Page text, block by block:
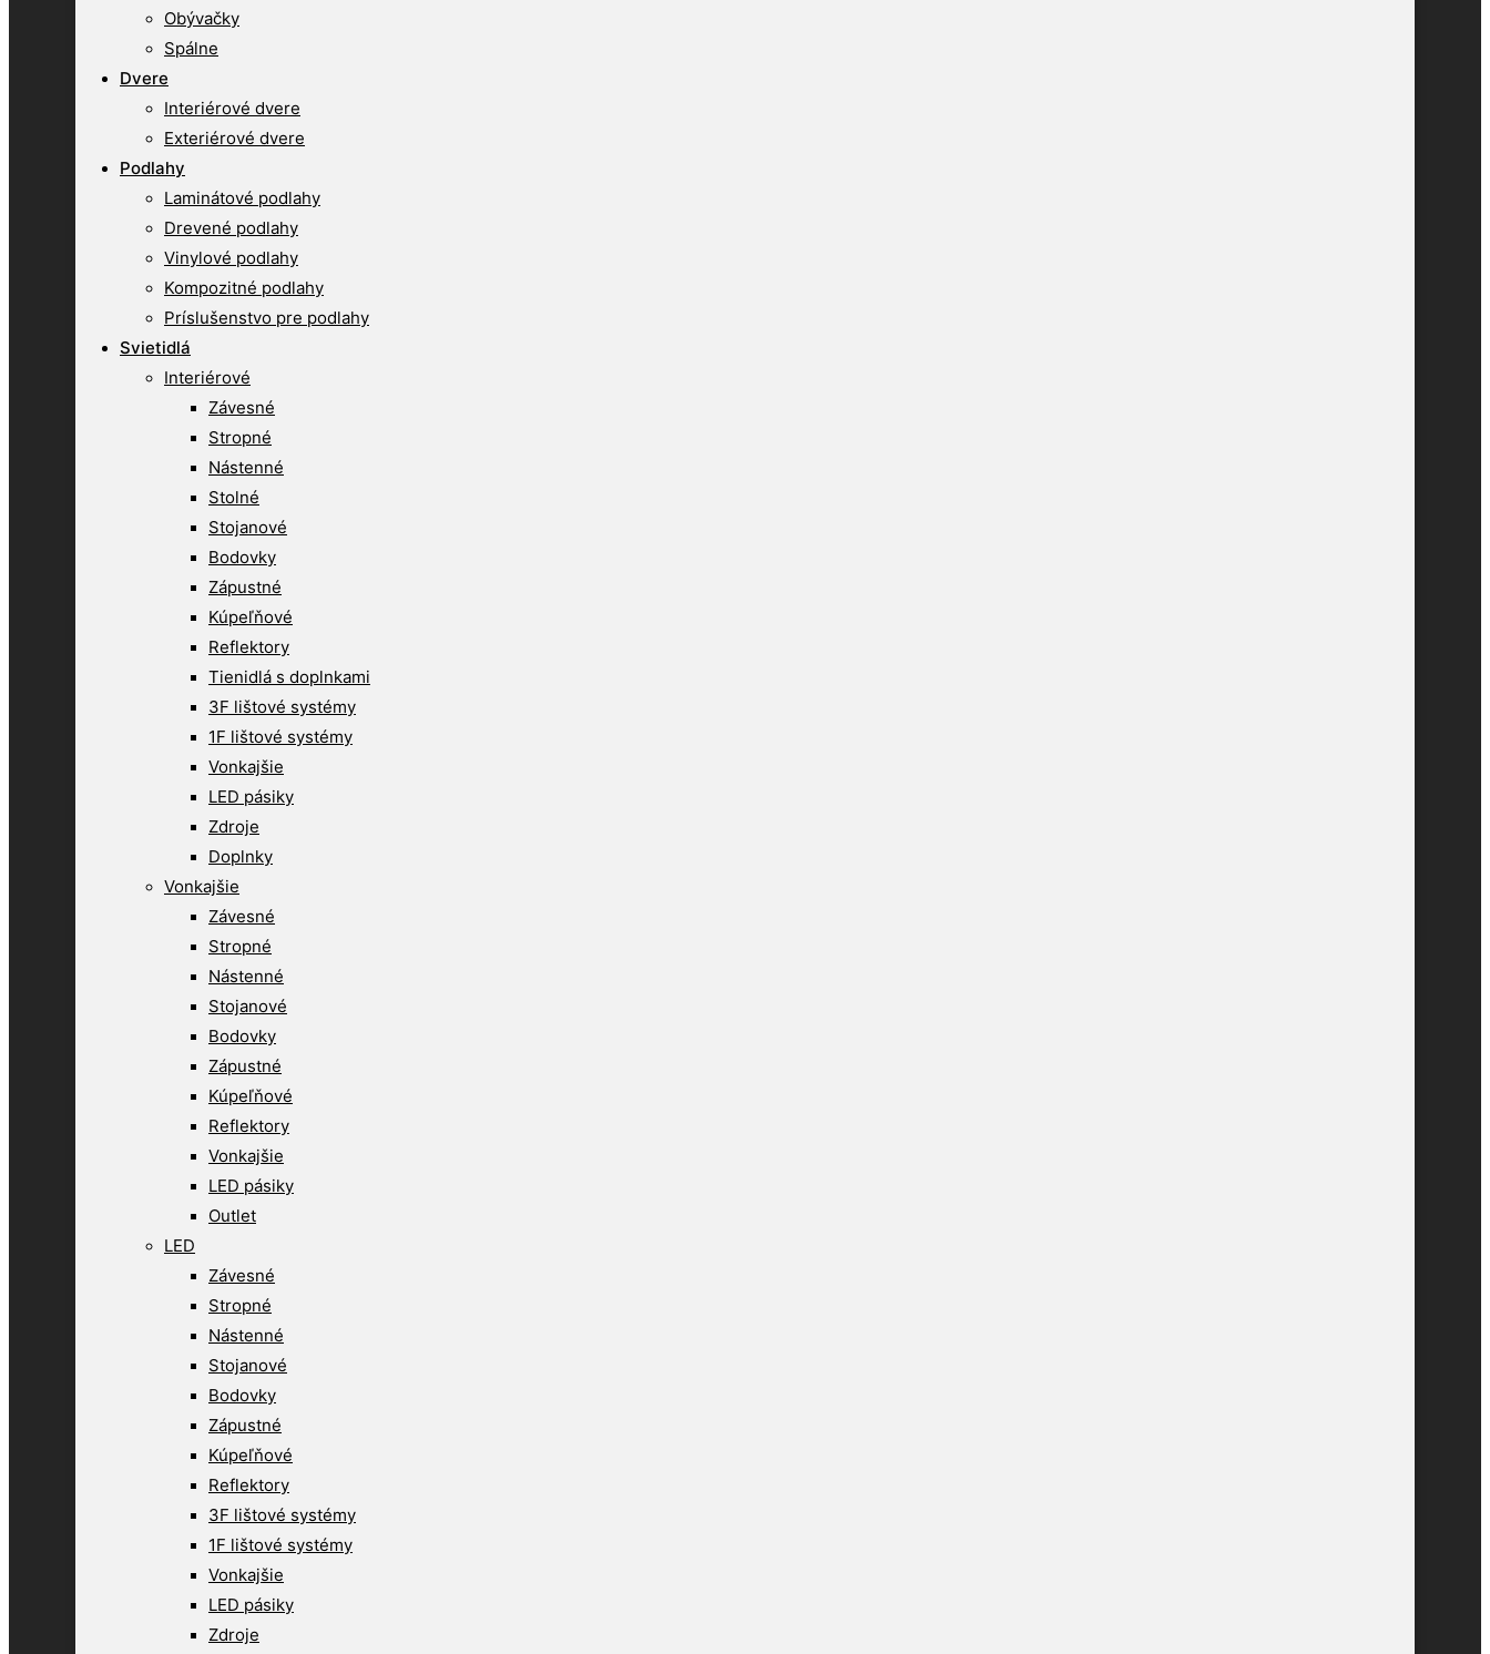
Obývačky
Spálne
Dvere
Interiérové dvere
Exteriérové dvere
Podlahy
Laminátové podlahy
Drevené podlahy
Vinylové podlahy
Kompozitné podlahy
Príslušenstvo pre podlahy
Svietidlá
Interiérové
Závesné
Stropné
Nástenné
Stolné
Stojanové
Bodovky
Zápustné
Kúpeľňové
Reflektory
Tienidlá s doplnkami
3F lištové systémy
1F lištové systémy
Vonkajšie
LED pásiky
Zdroje
Doplnky
Vonkajšie
Závesné
Stropné
Nástenné
Stojanové
Bodovky
Zápustné
Kúpeľňové
Reflektory
Vonkajšie
LED pásiky
Outlet
LED
Závesné
Stropné
Nástenné
Stojanové
Bodovky
Zápustné
Kúpeľňové
Reflektory
3F lištové systémy
1F lištové systémy
Vonkajšie
LED pásiky
Zdroje